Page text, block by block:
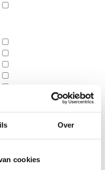
Over
cookies